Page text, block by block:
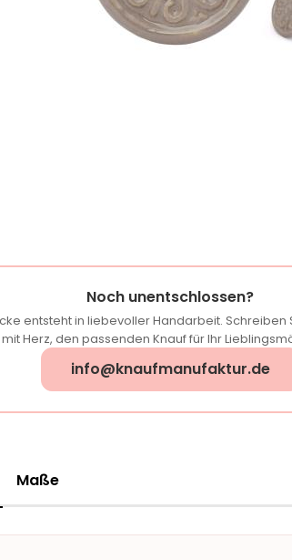
Noch unentschlossen?
entsteht in liebevoller Handarbeit. Schreiben
Herz, den passenden Knauf für Ihr
info@knaufmanufaktur.de
Maße